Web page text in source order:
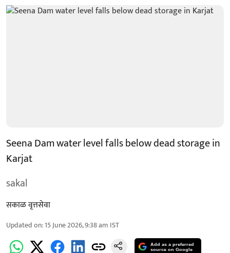
Seena Dam water level falls below dead storage in
Karjat
sakal
सकाळ वृत्तसेवा
Updated on:15 June 2026, 9:38 am IST
Add as a preferred
source on Google